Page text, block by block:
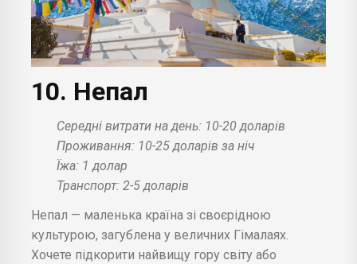
10. Непал
Середні витрати на день: 10-20 доларів
Проживання: 10-25 доларів за ніч
Їжа: 1 долар
Транспорт: 2-5 доларів
Непал — маленька країна зі своєрідною
культурою, загублена у величних Гімалаях.
Хочете підкорити найвищу гору світу або